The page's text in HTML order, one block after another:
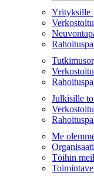
Yrityksille
Julkisille
Me
Töihin